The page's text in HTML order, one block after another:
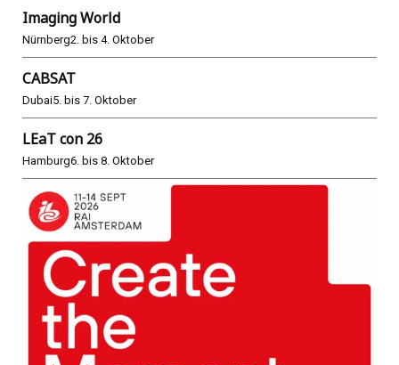
Imaging World
Nürnberg2. bis 4. Oktober
CABSAT
Dubai5. bis 7. Oktober
LEaT con 26
Hamburg6. bis 8. Oktober